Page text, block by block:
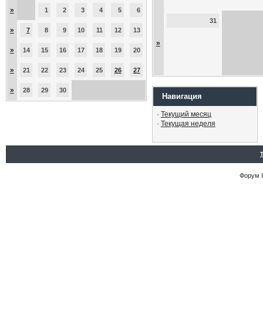
» 1 2 3 4 5 6
» 7 8 9 10 11 12 13
» 14 15 16 17 18 19 20
» 21 22 23 24 25 26 27
» 28 29 30
»
31
Навигация
· Текущий месяц
· Текущая неделя
Форум